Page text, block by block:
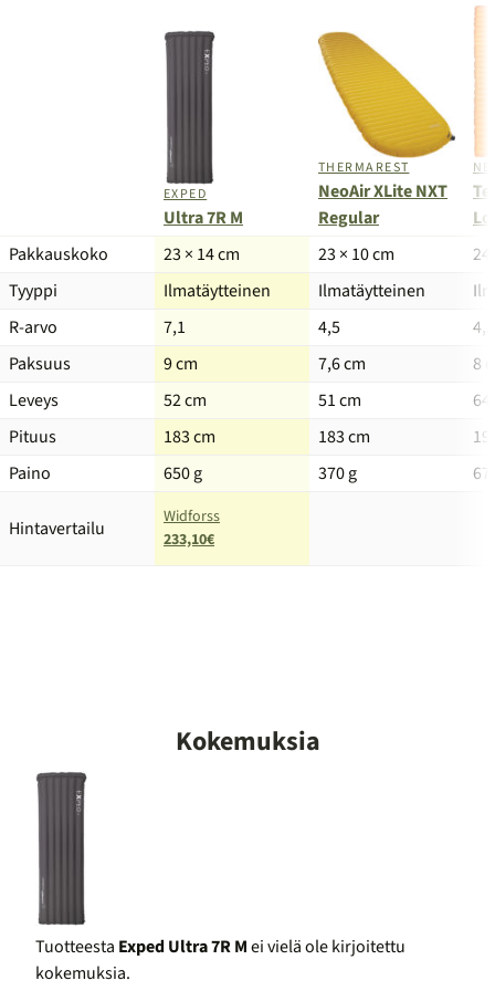
Tuote
EXPED
Ultra 7R M
THERMAREST
NeoAir XLite NXT
Regular
Pakkauskoko
23 × 14 cm 23 × 10 cm
24
Tyyppi
Ilmatäytteinen Ilmatäytteinen
R-arvo
7,1 4,5
4,2
Paksuus
9 cm 7,6 cm
8
Leveys
52 cm 51 cm
Pituus
183 cm 183 cm
Paino
650 g 370 g
Hintavertailu
Widforss
233,10€
Kokemuksia
Tuotteesta Exped Ultra 7R Mei vielä ole kirjoitettu
kokemuksia.